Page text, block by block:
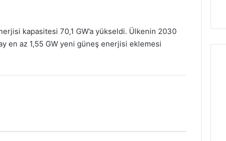
kapasitesi 70,1 GW’a yükseldi. Ülkenin 2030
en az 1,55 GW yeni güneş enerjisi eklemesi